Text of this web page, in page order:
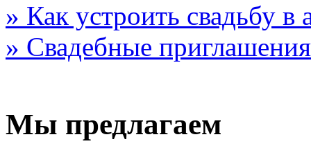
» Как устроить свадьбу в
» Свадебные приглашения
Мы предлагаем